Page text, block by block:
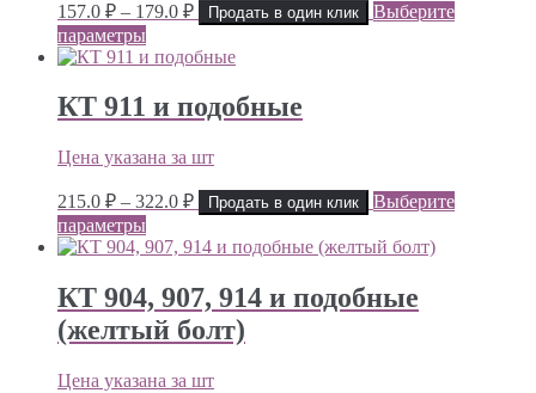
157.0 ₽ – 179.0 ₽Диапазон
цен:
157.0 ₽
179.0 ₽
Продать в один клик
Выберите
параметры
КТ 911 и подобные
Цена указана за шт
215.0 ₽ – 322.0 ₽Диапазон
цен:
215.0 ₽
322.0 ₽
Продать в один клик
Выберите
параметры
КТ 904, 907, 914 и подобные
(желтый болт)
Цена указана за шт